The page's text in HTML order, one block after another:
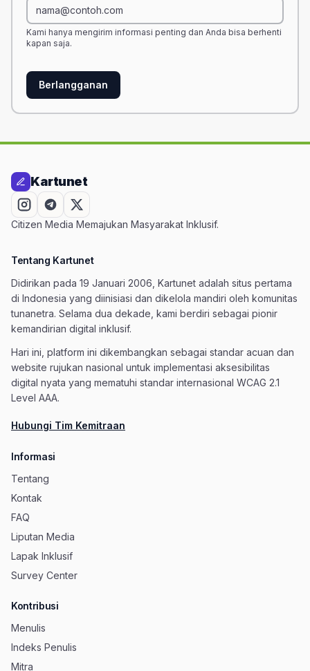
Kami hanya mengirim informasi penting dan Anda bisa berhenti
kapan saja.
Berlangganan
Kartunet
Citizen Media Memajukan Masyarakat Inklusif.
Tentang Kartunet
Didirikan pada 19 Januari 2006, Kartunet adalah situs pertama
di Indonesia yang diinisiasi dan dikelola mandiri oleh komunitas
tunanetra. Selama dua dekade, kami berdiri sebagai pionir
kemandirian digital inklusif.
Hari ini, platform ini dikembangkan sebagai standar acuan dan
website rujukan nasional untuk implementasi aksesibilitas
digital nyata yang mematuhi standar internasional WCAG 2.1
Level AAA.
Hubungi Tim Kemitraan
Informasi
Tentang
Kontak
FAQ
Liputan Media
Lapak Inklusif
Survey Center
Kontribusi
Menulis
Indeks Penulis
Mitra